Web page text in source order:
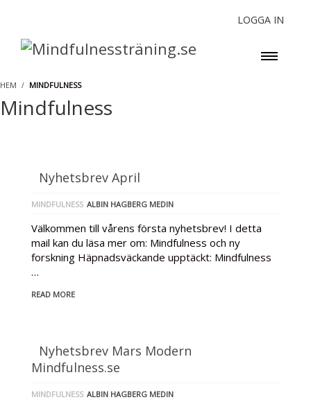
LOGGA IN
HEM MINDFULNESS
Mindfulness
Nyhetsbrev April
MINDFULNESS ALBIN HAGBERG MEDIN
Välkommen till vårens första nyhetsbrev! I detta
mail kan du läsa mer om: Mindfulness och ny
forskning Häpnadsväckande upptäckt: Mindfulness
…
READ MORE
Nyhetsbrev Mars Modern
Mindfulness.se
MINDFULNESS ALBIN HAGBERG MEDIN